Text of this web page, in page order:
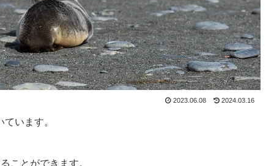
2023.06.08 2024.03.16
います。
ことができます。